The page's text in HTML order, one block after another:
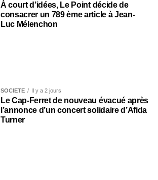
À court d’idées, Le Point décide de
consacrer un 789 ème article à Jean-
Luc Mélenchon
SOCIÉTÉ Il y a 2 jours
Le Cap-Ferret de nouveau évacué après
l’annonce d’un concert solidaire d’Afida
Turner